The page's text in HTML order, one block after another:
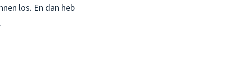
los. En dan heb